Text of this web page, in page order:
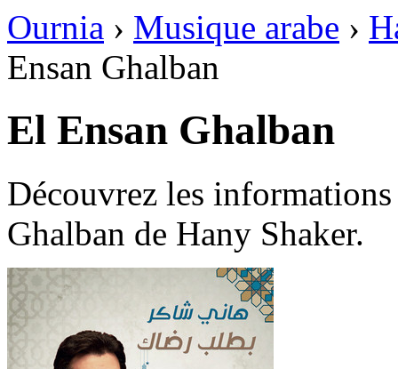
Ournia › Musique arabe ›
Ensan Ghalban
El Ensan Ghalban
Découvrez les
Ghalban de Hany Shaker.